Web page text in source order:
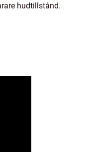
hudtillstånd.